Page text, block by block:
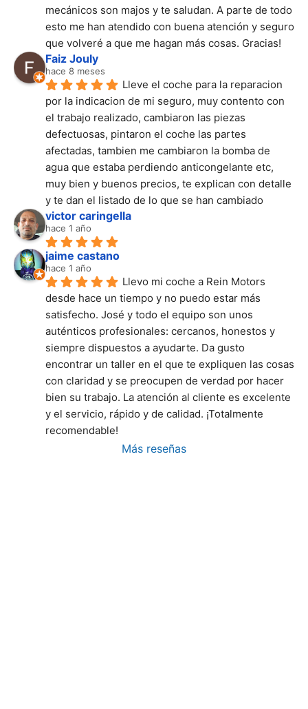
mecánicos son majos y te saludan. A parte de todo
esto me han atendido con buena atención y seguro
que volveré a que me hagan más cosas. Gracias!
Faiz Jouly
hace 8 meses
Lleve el coche para la reparacion
por la indicacion de mi seguro, muy contento con
el trabajo realizado, cambiaron las piezas
defectuosas, pintaron el coche las partes
afectadas, tambien me cambiaron la bomba de
agua que estaba perdiendo anticongelante etc,
muy bien y buenos precios, te explican con detalle
y te dan el listado de lo que se han cambiado
victor caringella
hace 1 año
jaime castano
hace 1 año
Llevo mi coche a Rein Motors
desde hace un tiempo y no puedo estar más
satisfecho. José y todo el equipo son unos
auténticos profesionales: cercanos, honestos y
siempre dispuestos a ayudarte. Da gusto
encontrar un taller en el que te expliquen las cosas
con claridad y se preocupen de verdad por hacer
bien su trabajo. La atención al cliente es excelente
y el servicio, rápido y de calidad. ¡Totalmente
recomendable!
Más reseñas